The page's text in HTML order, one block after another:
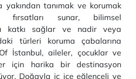
yakından tanımak ve korumak
sunar, bilimsel
katkı sağlar ve nadir veya
türleri koruma çabalarına
İstanbul, aileler, çocuklar ve
için harika bir destinasyon
Doğayla iç içe eğlenceli ve